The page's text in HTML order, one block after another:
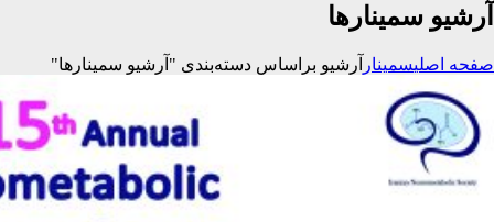
آرشیو سمینارها
صفحه اصلیسمینار آرشیو براساس دسته‌بندی "آرشیو سمینارها"